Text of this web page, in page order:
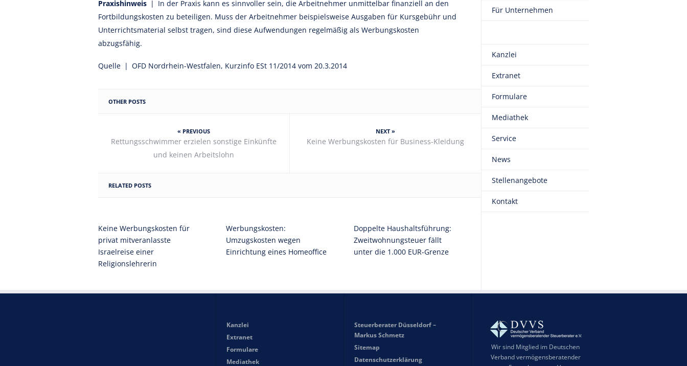
Praxishinweis | In der Praxis kann es sinnvoller sein, die Arbeitnehmer unmittelbar finanziell an den
Fortbildungskosten zu beteiligen. Muss der Arbeitnehmer beispielsweise Ausgaben für Kursgebühr und
Unterrichtsmaterial selbst tragen, sind diese Aufwendungen regelmäßig als Werbungskosten
abzugsfähig.
Quelle | OFD Nordrhein-Westfalen, Kurzinfo ESt 11/2014 vom 20.3.2014
OTHER POSTS
« PREVIOUS
Rettungsschwimmer erzielen sonstige Einkünfte
und keinen Arbeitslohn
NEXT »
Keine Werbungskosten für Business-Kleidung
RELATED POSTS
Keine Werbungskosten für
privat mitveranlasste
Israelreise einer
Religionslehrerin
Werbungskosten:
Umzugskosten wegen
Einrichtung eines Homeoffice
Doppelte Haushaltsführung:
Zweitwohnungsteuer fällt
unter die 1.000 EUR-Grenze
Für Unternehmen
Kanzlei
Extranet
Formulare
Mediathek
Service
News
Stellenangebote
Kontakt
Kanzlei
Extranet
Formulare
Mediathek
Steuerberater Düsseldorf –
Markus Schmetz
Sitemap
Datenschutzerklärung
Wir sind Mitglied im Deutschen
Verband vermögensberatender